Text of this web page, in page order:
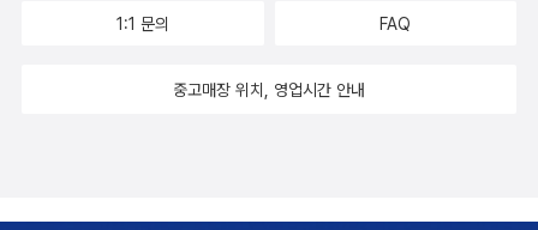
하면 아무것도 아닌 모습들과 감정들을 그들의 맛깔나는 언어로'어떻
낀 것을 표현할 수 없는 그런 답답함을 작가들이 풀어주죠 이번 동화
1:1 문의 FAQ
중고매장 위치, 영업시간 안내